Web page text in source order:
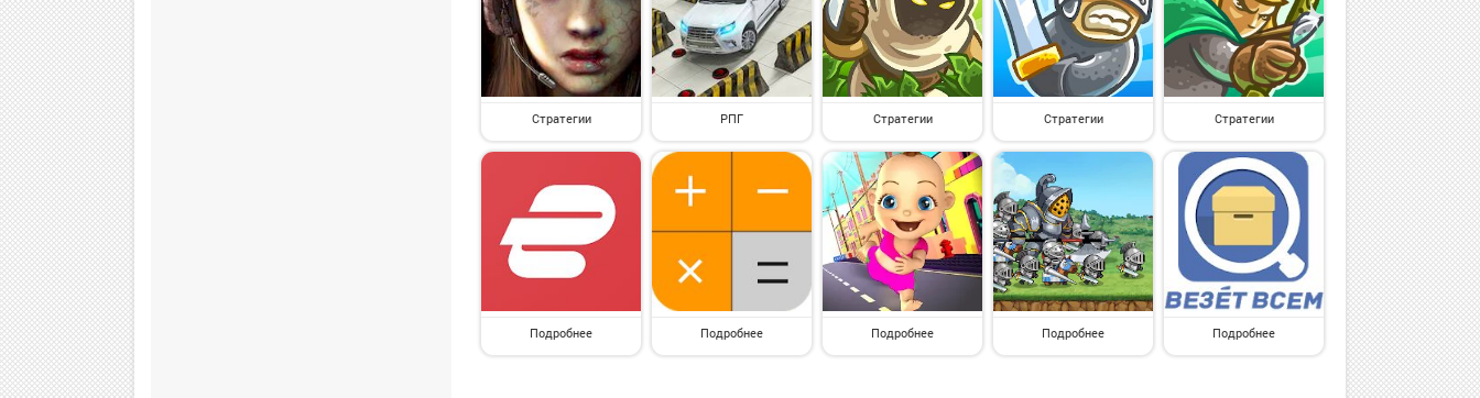
Стратегии РПГ Стратегии Стратегии Стратегии
Подробнее Подробнее Подробнее Подробнее Подробнее